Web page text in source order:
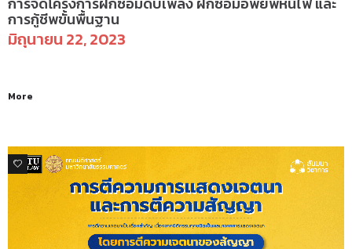
การกู้ชีพขั้นพื้นฐาน
มิถุนายน 22, 2023
More
2